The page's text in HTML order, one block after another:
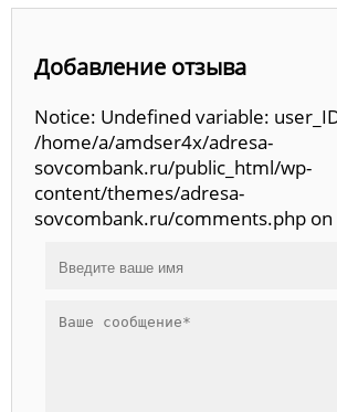
Добавление отзыва
Notice: Undefined variable:
/home/a/amdser4x/adresa-
sovcombank.ru/public_html/wp-
content/themes/adresa-
sovcombank.ru/comments.php on